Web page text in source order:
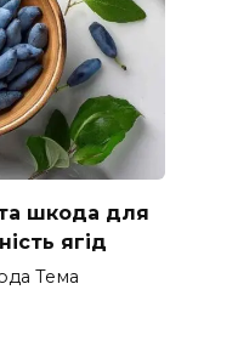
шкода для
ягід
Тема